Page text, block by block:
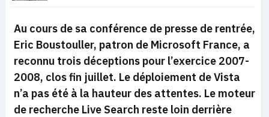
Au cours de sa conférence de presse de rentrée,
Eric Boustouller, patron de Microsoft France, a
reconnu trois déceptions pour l’exercice 2007-
2008, clos fin juillet. Le déploiement de Vista
n’a pas été à la hauteur des attentes. Le moteur
de recherche Live Search reste loin derrière